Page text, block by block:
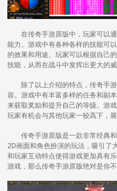
在传奇手游原版中，玩家可以
能力。游戏中有各种各样的技能可
的效果和用途。玩家可以根据自己
技能，从而在战斗中发挥出更大的威
除了以上介绍的特点，传奇手
容。游戏中有丰富多样的任务和副
来获取奖励和提升自己的等级。游
玩家有机会与其他玩家一较高下，展
传奇手游原版是一款非常经典
2D画面和角色扮演的玩法，吸引了
和玩家互动特点使得游戏更加具有
游戏，那么传奇手游原版绝对是你